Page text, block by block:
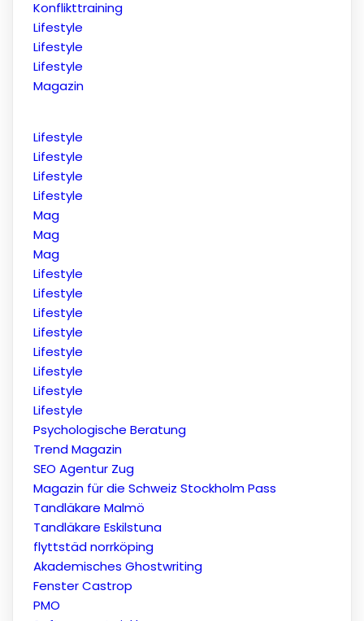
Konflikttraining
Lifestyle
Lifestyle
Lifestyle
Magazin
Lifestyle
Lifestyle
Lifestyle
Lifestyle
Mag
Mag
Mag
Lifestyle
Lifestyle
Lifestyle
Lifestyle
Lifestyle
Lifestyle
Lifestyle
Lifestyle
Psychologische Beratung
Trend Magazin
SEO Agentur Zug
Magazin für die Schweiz Stockholm Pass
Tandläkare Malmö
Tandläkare Eskilstuna
flyttstäd norrköping
Akademisches Ghostwriting
Fenster Castrop
PMO